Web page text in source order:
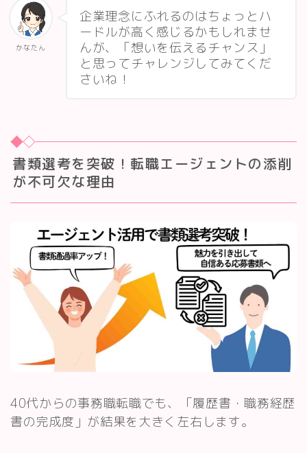
かなたん
企業理念にふれるのはちょっとハ
ードルが高く感じるかもしれませ
んが、「想いを伝えるチャンス」
と思ってチャレンジしてみてくだ
さいね！
書類選考を突破！転職エージェントの添削
が不可欠な理由
40代からの事務職転職でも、「履歴書・職務経歴
書の完成度」が結果を大きく左右します。